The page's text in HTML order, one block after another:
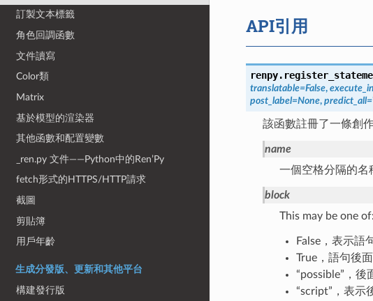
訂製文本標籤
角色回調函數
文件讀寫
Color類
Matrix
基於模型的渲染器
其他函數和配置變數
_ren.py 文件——Python中的Ren’Py
fetch形式的HTTPS/HTTP請求
截圖
剪貼簿
用戶年齡
生成分發版、更新和其他平台
構建發行版
API引用
renpy.
translatable=False,
post_label=None, predict_all=
該函數註冊了一條創
name
一個空格分隔的名
block
This may be one
False，表示語
True，語句後
“possible”，後
“script”，表示